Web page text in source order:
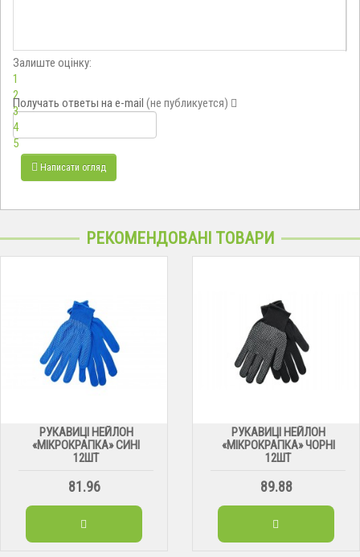
Залиште оцінку:
1
2
3
4
5
Получать ответы на e-mail (не публикуется)
Написати огляд
РЕКОМЕНДОВАНІ ТОВАРИ
РУКАВИЦІ НЕЙЛОН
«МІКРОКРАПКА» СИНІ
12ШТ
81.96
РУКАВИЦІ НЕЙЛОН
«МІКРОКРАПКА» ЧОРНІ
12ШТ
89.88